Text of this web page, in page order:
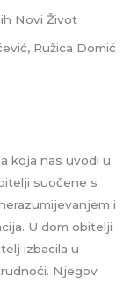
Novi Život
Ružica Domić
koja nas uvodi u
suočene s
i
U dom obitelji
izbacila u
Njegov